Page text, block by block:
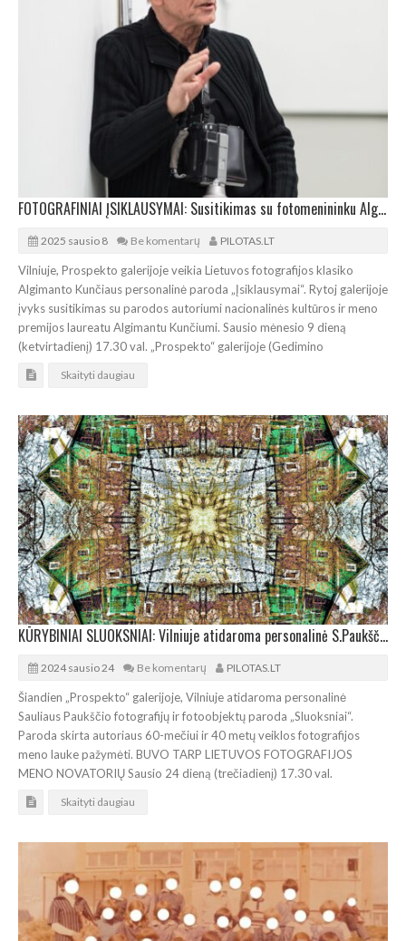
FOTOGRAFINIAI ĮSIKLAUSYMAI: Susitikimas su fotomenininku Algimantu Kunčiumi
2025 sausio 8 Be komentarų PILOTAS.LT
Vilniuje, Prospekto galerijoje veikia Lietuvos fotografijos klasiko
Algimanto Kunčiaus personalinė paroda „Įsiklausymai“. Rytoj galerijoje
įvyks susitikimas su parodos autoriumi nacionalinės kultūros ir meno
premijos laureatu Algimantu Kunčiumi. Sausio mėnesio 9 dieną
(ketvirtadienį) 17.30 val. „Prospekto“ galerijoje (Gedimino
Skaityti daugiau
KŪRYBINIAI SLUOKSNIAI: Vilniuje atidaroma personalinė S.Paukščio fotografijų ir fotoobjektų paroda
2024 sausio 24 Be komentarų PILOTAS.LT
Šiandien „Prospekto“ galerijoje, Vilniuje atidaroma personalinė
Sauliaus Paukščio fotografijų ir fotoobjektų paroda „Sluoksniai“.
Paroda skirta autoriaus 60-mečiui ir 40 metų veiklos fotografijos
meno lauke pažymėti. BUVO TARP LIETUVOS FOTOGRAFIJOS
MENO NOVATORIŲ Sausio 24 dieną (trečiadienį) 17.30 val.
Skaityti daugiau